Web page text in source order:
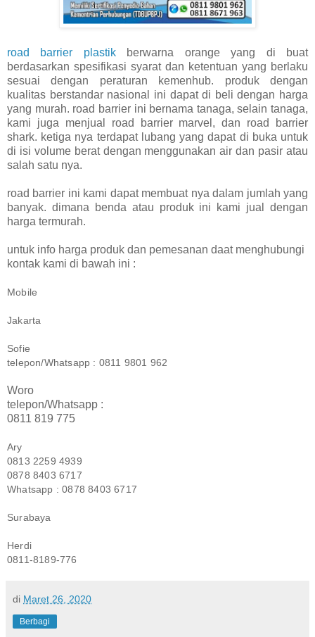
road barrier plastikberwarna orange yang di buat
berdasarkan spesifikasi syarat dan ketentuan yang berlaku
sesuai dengan peraturan kemenhub. produk dengan
kualitas berstandar nasional ini dapat di beli dengan harga
yang murah. road barrier ini bernama tanaga, selain tanaga,
kami juga menjual road barrier marvel, dan road barrier
shark. ketiga nya terdapat lubang yang dapat di buka untuk
di isi volume berat dengan menggunakan air dan pasir atau
salah satu nya.
road barrier ini kami dapat membuat nya dalam jumlah yang
banyak. dimana benda atau produk ini kami jual dengan
harga termurah.
untuk info harga produk dan pemesanan daat menghubungi
kontak kami di bawah ini :
Mobile
Jakarta
Sofie
telepon/Whatsapp : 0811 9801 962
Woro
telepon/Whatsapp :
0811 819 775
Ary
0813 2259 4939
0878 8403 6717
Whatsapp : 0878 8403 6717
Surabaya
Herdi
0811-8189-776
di Maret 26, 2020
Berbagi